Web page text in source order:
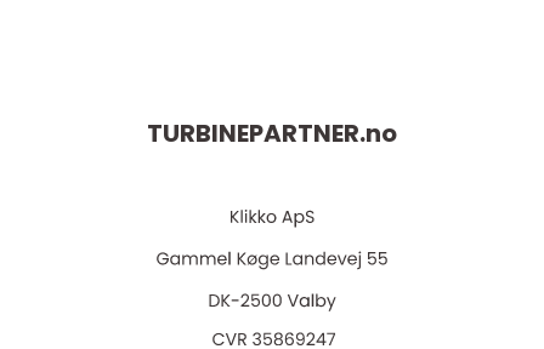
TURBINEPARTNER.no